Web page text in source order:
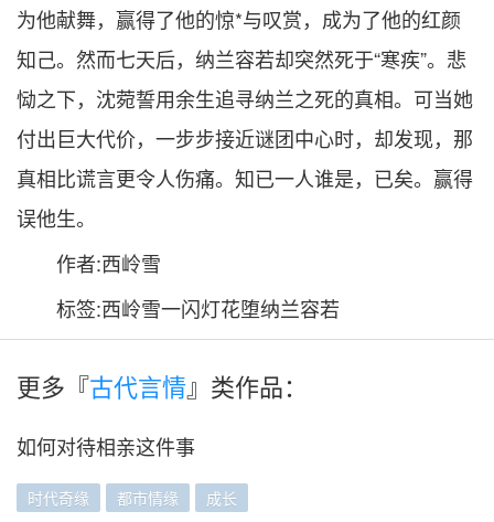
为他献舞，赢得了他的惊*与叹赏，成为了他的红颜
知己。然而七天后，纳兰容若却突然死于“寒疾”。悲
恸之下，沈菀誓用余生追寻纳兰之死的真相。可当她
付出巨大代价，一步步接近谜团中心时，却发现，那
真相比谎言更令人伤痛。知已一人谁是，已矣。赢得
误他生。
作者:西岭雪
标签:西岭雪一闪灯花堕纳兰容若
更多『古代言情』类作品：
如何对待相亲这件事
时代奇缘 都市情缘 成长